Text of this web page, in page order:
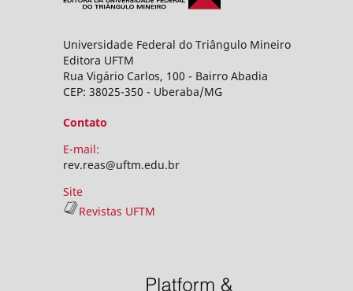
Universidade Federal do Triângulo Mineiro
Editora UFTM
Rua Vigário Carlos, 100 - Bairro Abadia
CEP: 38025-350 - Uberaba/MG
Contato
E-mail:
rev.reas@uftm.edu.br
Site
Revistas UFTM